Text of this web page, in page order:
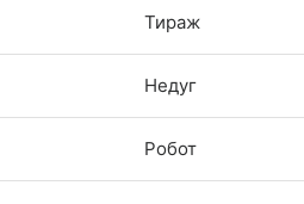
Тираж
Недуг
Робот